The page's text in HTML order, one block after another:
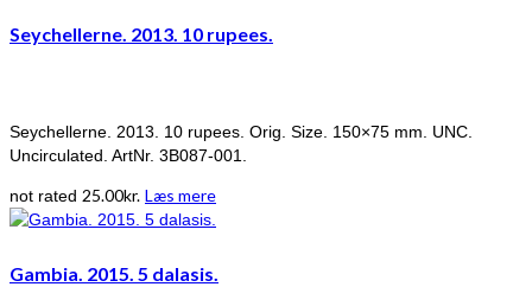
Seychellerne. 2013. 10 rupees.
Seychellerne. 2013. 10 rupees. Orig. Size. 150×75 mm. UNC.
Uncirculated. ArtNr. 3B087-001.
not rated 25.00kr. Læs mere
Gambia. 2015. 5 dalasis.